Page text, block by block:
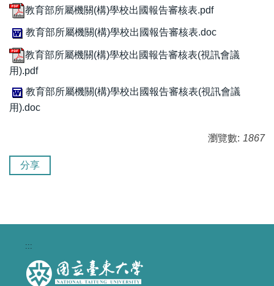
教育部所屬機關(構)學校出國報告審核表.pdf
教育部所屬機關(構)學校出國報告審核表.doc
教育部所屬機關(構)學校出國報告審核表(視訊會議
用).pdf
教育部所屬機關(構)學校出國報告審核表(視訊會議
用).doc
瀏覽數: 1867
分享
:::